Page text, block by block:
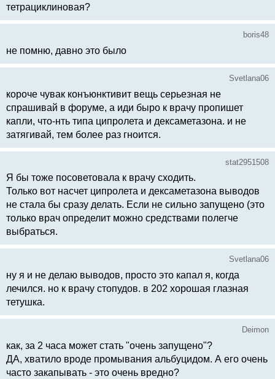
тетрациклиновая?
boris48
не помню, давно это было
Svetlana06
короче чувак конъюнктивит вещь серьезная не
спрашивай в форуме, а иди быро к врачу пропишет
капли, что-нть типа ципролета и дексаметазона. и не
затягивай, тем более раз гноится.
stat2951508
Я бы тоже посоветовала к врачу сходить.
Только вот насчет ципролета и дексаметазона выводов
не стала бы сразу делать. Если не сильно запущено (это
только врач определит можно средствами полегче
выбраться.
Svetlana06
ну я и не делаю выводов, просто это капал я, когда
лечился. но к врачу стопудов. в 202 хорошая глазная
тетушка.
Deimon
как, за 2 часа может стать "очень запущено"?
ДА, хватило вроде промывания альбуцидом. А его очень
часто закапывать - это очень вредно?